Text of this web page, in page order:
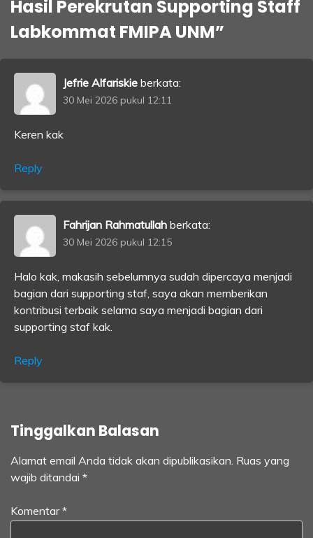
Hasil Perekrutan Supporting Staff
Labkommat FMIPA UNM”
Jefrie Alfariskie berkata:
30 Mei 2026 pukul 12:11
Keren kak
Reply
Fahrijan Rahmatullah berkata:
30 Mei 2026 pukul 12:15
Halo kak, makasih sebelumnya sudah dipercaya menjadi
bagian dari supporting staf, saya akan memberikan
kontribusi terbaik selama saya menjadi bagian dari
supporting staf kak.
Reply
Tinggalkan Balasan
Alamat email Anda tidak akan dipublikasikan. Ruas yang
wajib ditandai *
Komentar*